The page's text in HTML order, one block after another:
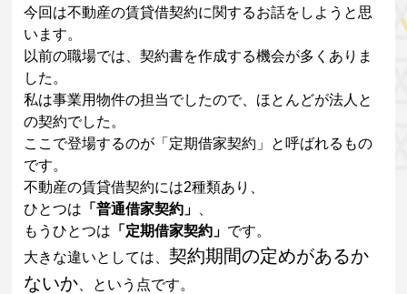
今回は不動産の賃貸借契約に関するお話をしようと思
います。
以前の職場では、契約書を作成する機会が多くありま
した。
私は事業用物件の担当でしたので、ほとんどが法人と
の契約でした。
ここで登場するのが「定期借家契約」と呼ばれるもの
です。
不動産の賃貸借契約には2種類あり、
ひとつは 「普通借家契約」
もうひとつは 「定期借家契約」 です。
大きな違いとしては、契約期間の定めがあるか
ないか 、という点です。